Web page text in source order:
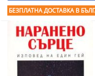
БЕЗПЛАТНА ДОСТАВКА В